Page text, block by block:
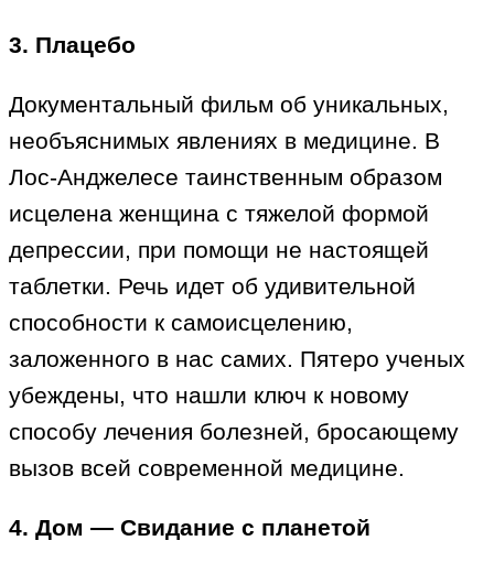
3. Плацебо
Документальный фильм об уникальных,
необъяснимых явлениях в медицине. В
Лос-Анджелесе таинственным образом
исцелена женщина с тяжелой формой
депрессии, при помощи не настоящей
таблетки. Речь идет об удивительной
способности к самоисцелению,
заложенного в нас самих. Пятеро ученых
убеждены, что нашли ключ к новому
способу лечения болезней, бросающему
вызов всей современной медицине.
4. Дом — Свидание с планетой